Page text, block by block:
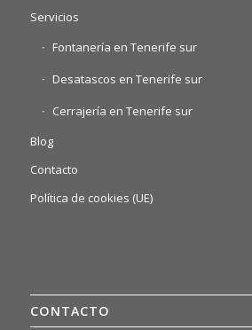
Servicios
Fontanería en Tenerife sur
Desatascos en Tenerife sur
Cerrajería en Tenerife sur
Blog
Contacto
Política de cookies (UE)
CONTACTO